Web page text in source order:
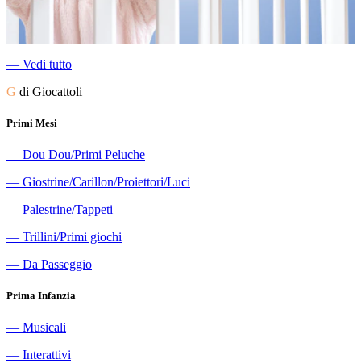
― Vedi tutto
G di Giocattoli
Primi Mesi
― Dou Dou/Primi Peluche
― Giostrine/Carillon/Proiettori/Luci
― Palestrine/Tappeti
― Trillini/Primi giochi
― Da Passeggio
Prima Infanzia
― Musicali
― Interattivi